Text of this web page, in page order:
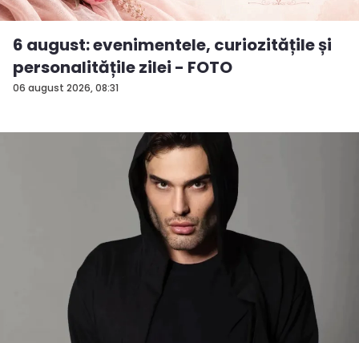
06 august 2026, 08:31
6 august: evenimentele, curiozitățile și
personalitățile zilei - FOTO